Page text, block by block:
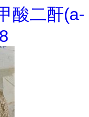
酸二酐(a-